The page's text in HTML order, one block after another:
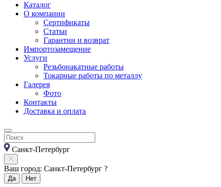
Каталог
О компании
Сертификаты
Статьи
Гарантии и возврат
Импортозамещение
Услуги
Резьбонакатные работы
Токарные работы по металлу
Галерея
Фото
Контакты
Доставка и оплата
Санкт-Петербург
Ваш город: Санкт-Петербург ?
Да Нет